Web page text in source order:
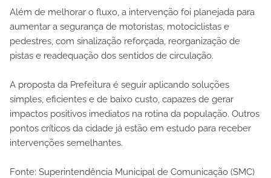
Além de melhorar o fluxo, a intervenção foi planejada para
aumentar a segurança de motoristas, motociclistas e
pedestres, com sinalização reforçada, reorganização de
pistas e readequação dos sentidos de circulação.
A proposta da Prefeitura é seguir aplicando soluções
simples, eficientes e de baixo custo, capazes de gerar
impactos positivos imediatos na rotina da população. Outros
pontos críticos da cidade já estão em estudo para receber
intervenções semelhantes.
Fonte: Superintendência Municipal de Comunicação (SMC)